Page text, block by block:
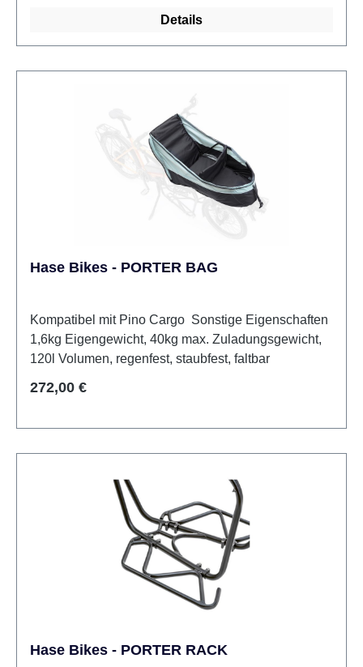
Details
Hase Bikes - PORTER BAG
Kompatibel mit Pino Cargo Sonstige Eigenschaften
1,6kg Eigengewicht, 40kg max. Zuladungsgewicht,
Regulärer Preis:
272,00 €
Hase Bikes - PORTER RACK